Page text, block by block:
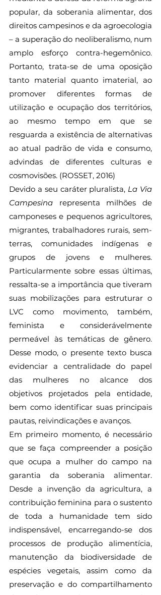
popular, da soberania alimentar, dos
direitos campesinos e da agroecologia
– a superação do neoliberalismo, num
amplo esforço contra-hegemônico.
Portanto, trata-se de uma oposição
tanto material quanto imaterial, ao
promover diferentes formas de
utilização e ocupação dos territórios,
ao mesmo tempo em que se
resguarda a existência de alternativas
ao atual padrão de vida e consumo,
advindas de diferentes culturas e
cosmovisões. (ROSSET, 2016)
Devido a seu caráter pluralista, La Via
Campesina representa milhões de
camponeses e pequenos agricultores,
migrantes, trabalhadores rurais, sem-
terras, comunidades indígenas e
grupos de jovens e mulheres.
Particularmente sobre essas últimas,
ressalta-se a importância que tiveram
suas mobilizações para estruturar o
LVC como movimento, também,
feminista e considerávelmente
permeável às temáticas de gênero.
Desse modo, o presente texto busca
evidenciar a centralidade do papel
das mulheres no alcance dos
objetivos projetados pela entidade,
bem como identificar suas principais
pautas, reivindicações e avanços.
Em primeiro momento, é necessário
que se faça compreender a posição
que ocupa a mulher do campo na
garantia da soberania alimentar.
Desde a invenção da agricultura, a
contribuição feminina para o sustento
de toda a humanidade tem sido
indispensável, encarregando-se dos
processos de produção alimentícia,
manutenção da biodiversidade de
espécies vegetais, assim como da
preservação e do compartilhamento